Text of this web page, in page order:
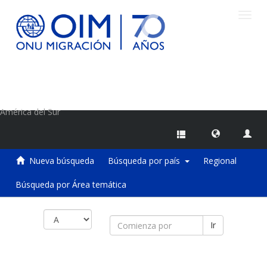
América del Sur
Nueva búsqueda Búsqueda por país Regional
Búsqueda por Área temática
Ir